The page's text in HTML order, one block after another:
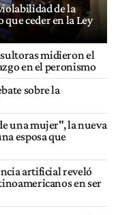
de la
ceder en la Ley
midieron el
en el peronismo
sobre la
una mujer", la nueva
esposa que
artificial reveló
en ser